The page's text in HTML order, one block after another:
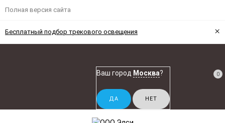
Полная версия сайта
Бесплатный подбор трекового освещения ×
Ваш город Москва? 0